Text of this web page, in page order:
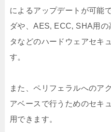
によるアップデートが可能
ダや、AES, ECC, SHA用
タなどのハードウェアセキ
す。
また、ペリフェラルへのア
アベースで行うためのセキ
用できます。